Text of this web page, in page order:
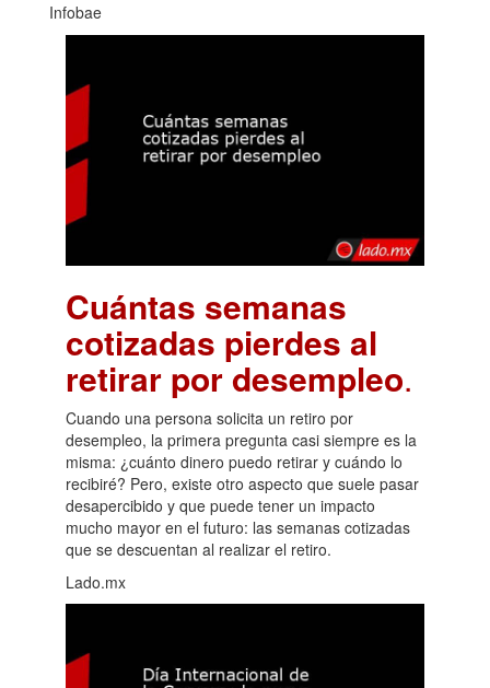
Infobae
Cuántas semanas
cotizadas pierdes al
retirar por desempleo.
Cuando una persona solicita un retiro por
desempleo, la primera pregunta casi siempre es la
misma: ¿cuánto dinero puedo retirar y cuándo lo
recibiré? Pero, existe otro aspecto que suele pasar
desapercibido y que puede tener un impacto
mucho mayor en el futuro: las semanas cotizadas
que se descuentan al realizar el retiro.
Lado.mx